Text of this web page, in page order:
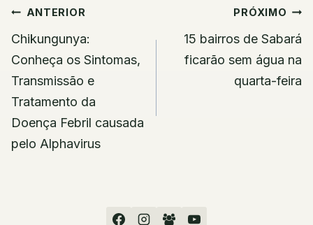
Navegação
de
Post
ANTERIOR
Chikungunya:
Conheça os Sintomas,
Transmissão e
Tratamento da
Doença Febril causada
pelo Alphavirus
PRÓXIMO
15 bairros de Sabará
ficarão sem água na
quarta-feira